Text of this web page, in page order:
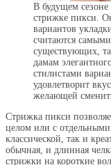
В будущем сезоне
стрижке пикси.
вариантов
считаются
существующих,
дамам
стилистами
удовлетворит
желающей
Стрижка пикси
целом или с
классической, так и
обычная, и длинная
стрижки на короткие